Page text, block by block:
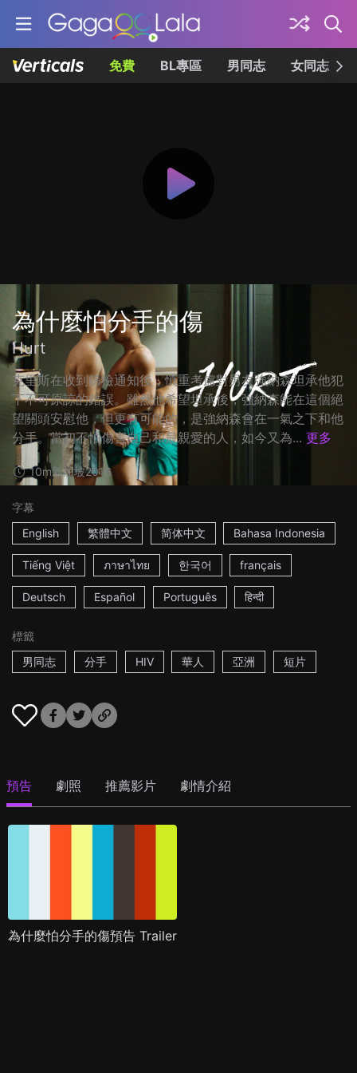
免費 BL專區 男同志 女同志
為什麼怕分手的傷
Hurt
克里斯在收到篩檢通知後，慎重考慮對男友強納森坦承他犯
下不可原諒的錯誤。雖然他希望坦承後，強納森能在這個絕
望關頭安慰他，但更有可能的，是強納森會在一氣之下和他
分手。當初不怕傷害自己和最親愛的人，如今又為... 更多
10m新加坡2016
字幕
English
繁體中文 简体中文 Bahasa Indonesia
Tiếng Việt ภาษาไทย 한국어 français
Deutsch Español Português हिन्दी
標籤
男同志
分手 HIV 華人 亞洲 短片
預告 劇照 推薦影片 劇情介紹
為什麼怕分手的傷預告 Trailer